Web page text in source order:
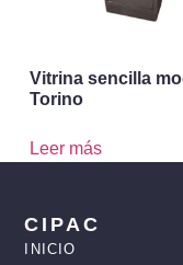
Vitrina sencilla
Torino
Leer más
CIPAC
INICIO